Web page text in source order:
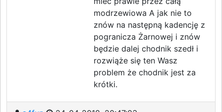
modrzewiowa A jak nie to
znów na następną kadencję z
pogranicza Żarnowej i znów
będzie dalej chodnik szedł i
rozwiąże się ten Wasz
problem że chodnik jest za
krótki.